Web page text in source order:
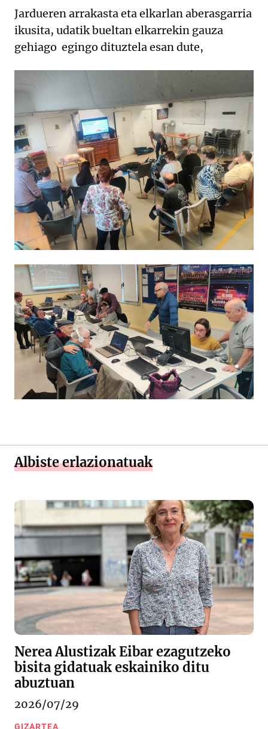
Jardueren arrakasta eta elkarlan aberasgarria
ikusita, udatik bueltan elkarrekin gauza
gehiago egingo dituztela esan dute,
Albiste erlazionatuak
Nerea Alustizak Eibar ezagutzeko
bisita gidatuak eskainiko ditu
abuztuan
2026/07/29
GIZARTEA